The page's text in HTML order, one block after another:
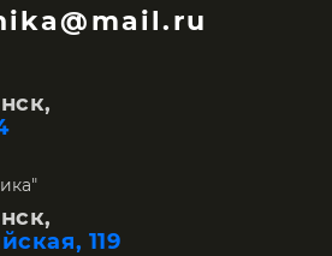
119